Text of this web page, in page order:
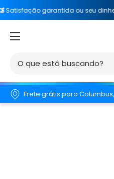
garantida ou seu dinheiro de volta